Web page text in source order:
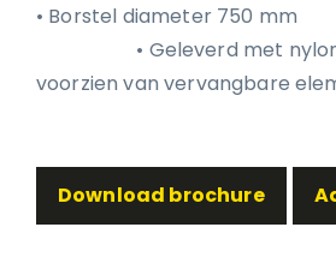
• Borstel
• Geleverd met nylon
voorzien van vervangbare
Download brochure